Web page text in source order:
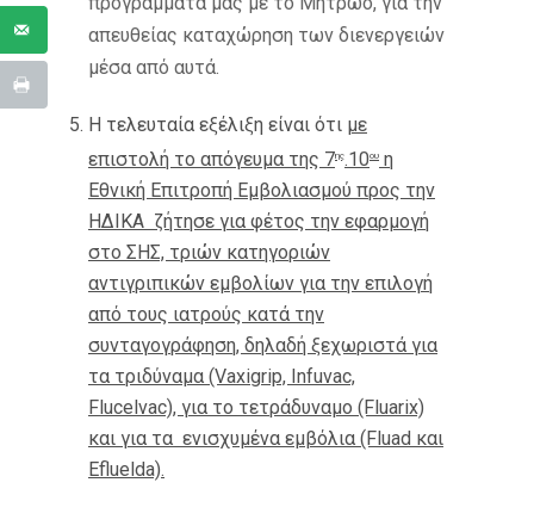
απευθείας καταχώρηση των διενεργειών
μέσα από αυτά.
Η τελευταία εξέλιξη είναι ότι με
επιστολή το απόγευμα της 7ης.10ου η
Εθνική Επιτροπή Εμβολιασμού προς την
ΗΔΙΚΑ ζήτησε για φέτος την εφαρμογή
στο ΣΗΣ, τριών κατηγοριών
αντιγριπικών εμβολίων για την επιλογή
από τους ιατρούς κατά την
συνταγογράφηση, δηλαδή ξεχωριστά για
τα τριδύναμα (Vaxigrip, Infuvac,
Flucelvac), για το τετράδυναμο (Fluarix)
και για τα ενισχυμένα εμβόλια (Fluad και
Efluelda).